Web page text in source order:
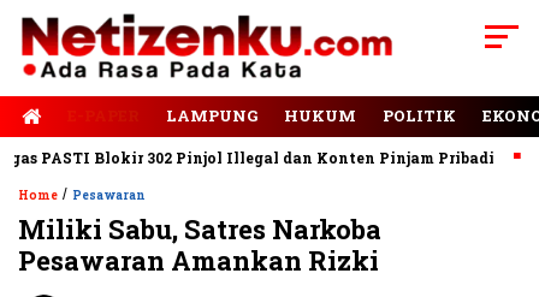
LAMPUNG HUKUM POLITIK
PASTI Blokir 302 Pinjol Illegal dan Konten Pinjam Pribadi
Home / Pesawaran
Miliki Sabu, Satres Narkoba
Pesawaran Amankan Rizki